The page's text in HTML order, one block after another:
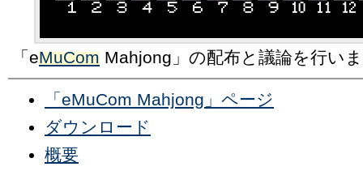
「eMuCom Mahjong」の配布と議論を行い
「eMuCom Mahjong」ページ
ダウンロード
概要